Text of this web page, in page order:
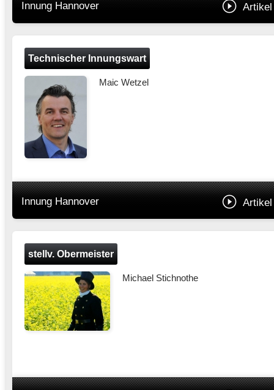
Innung Hannover
Innung Hannover
Technischer Innungswart
Maic Wetzel
stellv. Obermeister
Michael Stichnothe